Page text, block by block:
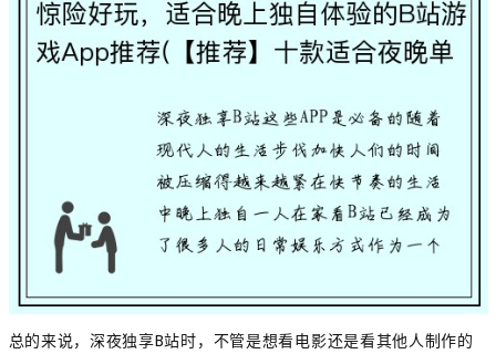
总的来说，深夜独享B站时，不管是想看电影还是看其他人制作的